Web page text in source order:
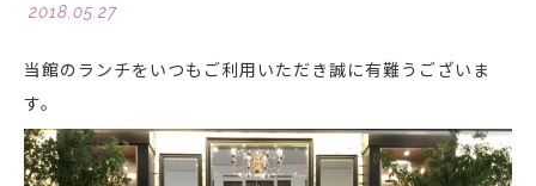
2018.05.27
当館のランチをいつもご利用いただき誠に有難うございま
す。